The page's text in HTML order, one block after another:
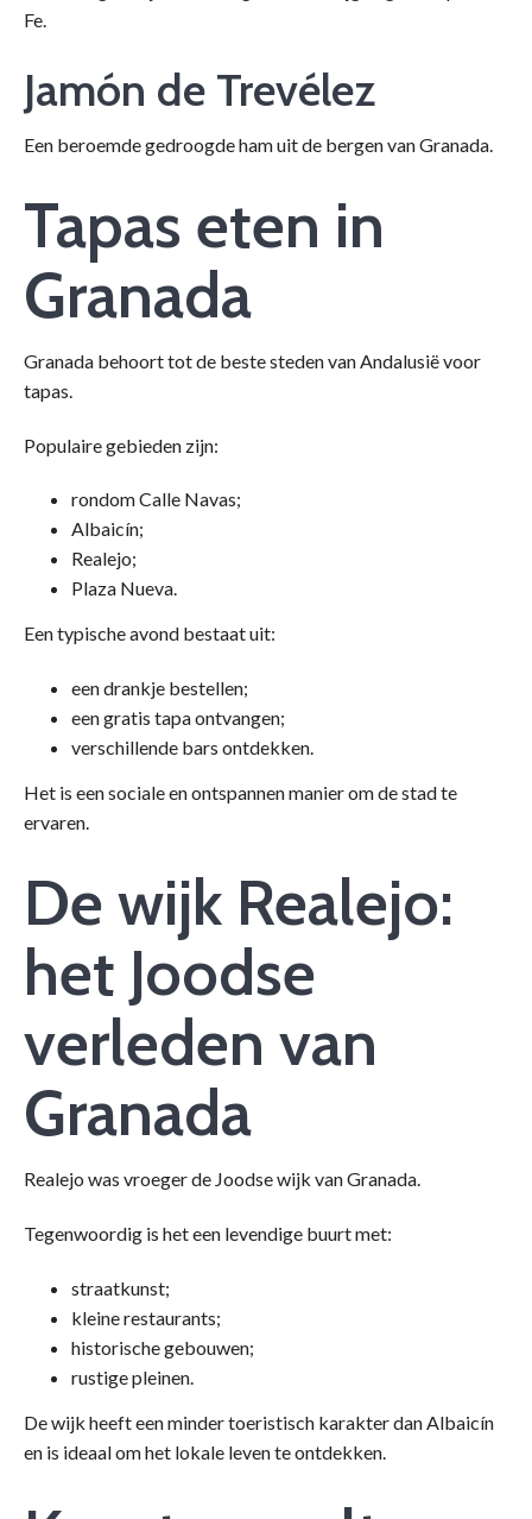
Fe.
Jamón de Trevélez
Een beroemde gedroogde ham uit de bergen van Granada.
Tapas eten in
Granada
Granada behoort tot de beste steden van Andalusië voor
tapas.
Populaire gebieden zijn:
rondom Calle Navas;
Albaicín;
Realejo;
Plaza Nueva.
Een typische avond bestaat uit:
een drankje bestellen;
een gratis tapa ontvangen;
verschillende bars ontdekken.
Het is een sociale en ontspannen manier om de stad te
ervaren.
De wijk Realejo:
het Joodse
verleden van
Granada
Realejo was vroeger de Joodse wijk van Granada.
Tegenwoordig is het een levendige buurt met:
straatkunst;
kleine restaurants;
historische gebouwen;
rustige pleinen.
De wijk heeft een minder toeristisch karakter dan Albaicín
en is ideaal om het lokale leven te ontdekken.